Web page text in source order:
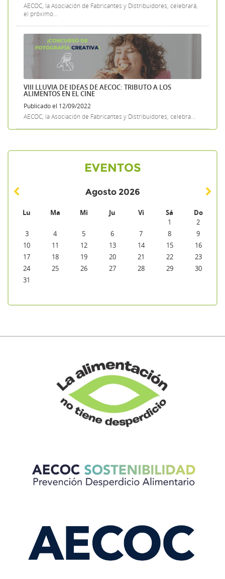
AECOC, la Asociación de Fabricantes y Distribuidores, celebrará,
el próximo...
VIII LLUVIA DE IDEAS DE AECOC: TRIBUTO A LOS
ALIMENTOS EN EL CINE
Publicado el 12/09/2022
AECOC, la Asociación de Fabricantes y Distribuidores, celebra...
EVENTOS
Agosto 2026
Lu Ma Mi Ju Vi Sá Do
1
2
3
4 5 6 7 8
9
10
11 12 13 14 15
16
17
18 19 20 21 22
23
24
25 26 27 28 29
30
31